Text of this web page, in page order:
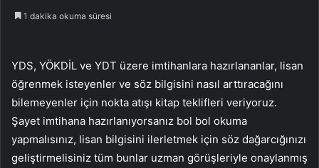
1 dakika okuma süresi
YDS, YÖKDİL ve YDT üzere imtihanlara hazırlananlar, lisan
öğrenmek isteyenler ve söz bilgisini nasıl arttıracağını
bilemeyenler için nokta atışı kitap teklifleri veriyoruz.
Şayet imtihana hazırlanıyorsanız bol bol okuma
yapmalısınız, lisan bilgisini ilerletmek için söz dağarcığınızı
geliştirmelisiniz tüm bunlar uzman görüşleriyle onaylanmış